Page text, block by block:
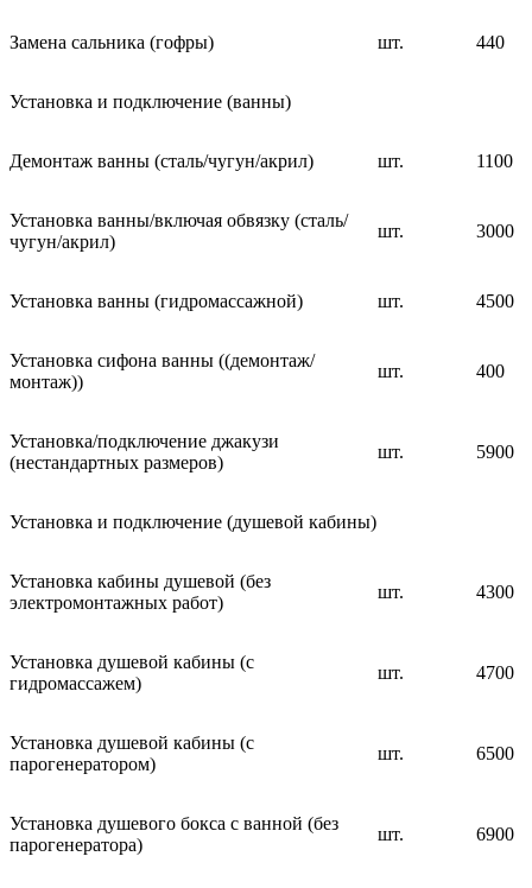
Замена сальника (гофры) шт. 440
Установка и подключение (ванны)
Демонтаж ванны (сталь/чугун/акрил) шт. 1100
Установка ванны/включая обвязку (сталь/
чугун/акрил)
шт. 3000
Установка ванны (гидромассажной) шт. 4500
Установка сифона ванны ((демонтаж/
монтаж))
шт. 400
Установка/подключение джакузи
(нестандартных размеров)
шт. 5900
Установка и подключение (душевой кабины)
Установка кабины душевой (без
электромонтажных работ)
шт. 4300
Установка душевой кабины (с
гидромассажем)
шт. 4700
Установка душевой кабины (с
парогенератором)
шт. 6500
Установка душевого бокса с ванной (без
парогенератора)
шт. 6900